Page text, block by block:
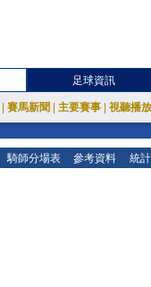
足球資訊
賽馬新聞 主要賽事 視聽播
騎師分場表 參考資料 統